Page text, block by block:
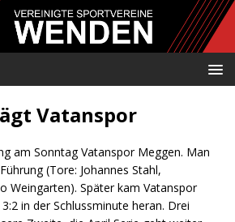
Vatanspor
am Sonntag Vatanspor Meggen. Man
(Tore: Johannes Stahl,
Weingarten). Später kam Vatanspor
in der Schlussminute heran. Drei